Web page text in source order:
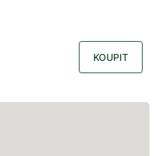
KOUPIT